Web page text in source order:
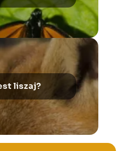
liszaj?